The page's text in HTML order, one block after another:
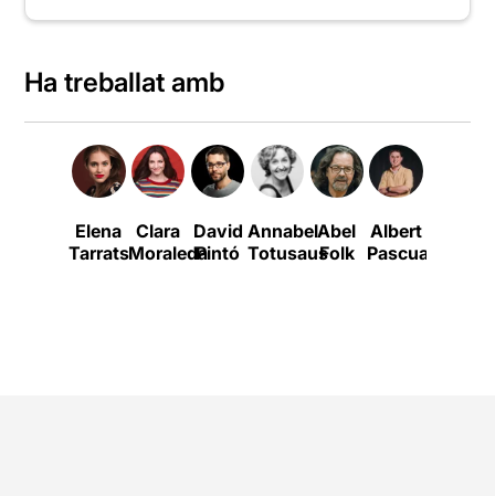
Ha treballat amb
Elena
Tarrats
Clara
Moraleda
David
Pintó
Annabel
Totusaus
Abel
Folk
Albert
Pascual